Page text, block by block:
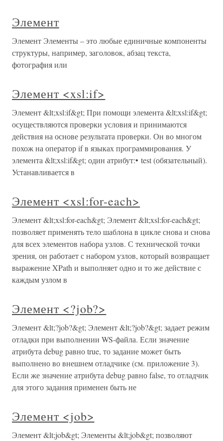
Элемент
Элемент Элементы – это любые единичные компоненты
структуры, например, заголовок, абзац текста,
фотография или
Элемент <xsl:if>
Элемент &lt;xsl:if&gt; При помощи элемента &lt;xsl:if&gt;
осуществляются проверки условия и принимаются
действия на основе результата проверки. Он во многом
похож на оператор if в языках программирования. У
элемента &lt;xsl:if&gt; один атрибут:• test (обязательный).
Устанавливается в
Элемент <xsl:for-each>
Элемент &lt;xsl:for-each&gt; Элемент &lt;xsl:for-each&gt;
позволяет применять тело шаблона в цикле снова и снова
для всех элементов набора узлов. С технической точки
зрения, он работает с набором узлов, который возвращает
выражение XPath и выполняет одно и то же действие с
каждым узлом в
Элемент <?job?>
Элемент &lt;?job?&gt; Элемент &lt;?job?&gt; задает режим
отладки при выполнении WS-файла. Если значение
атрибута debug равно true, то задание может быть
выполнено во внешнем отладчике (см. приложение 3).
Если же значение атрибута debug равно false, то отладчик
для этого задания применен быть не
Элемент <job>
Элемент &lt;job&gt; Элементы &lt;job&gt; позволяют